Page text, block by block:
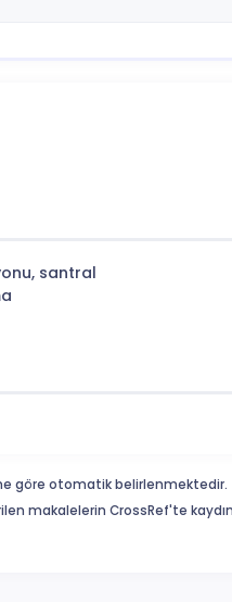
santral
göre otomatik belirlenmektedir.
makalelerin CrossRef'te